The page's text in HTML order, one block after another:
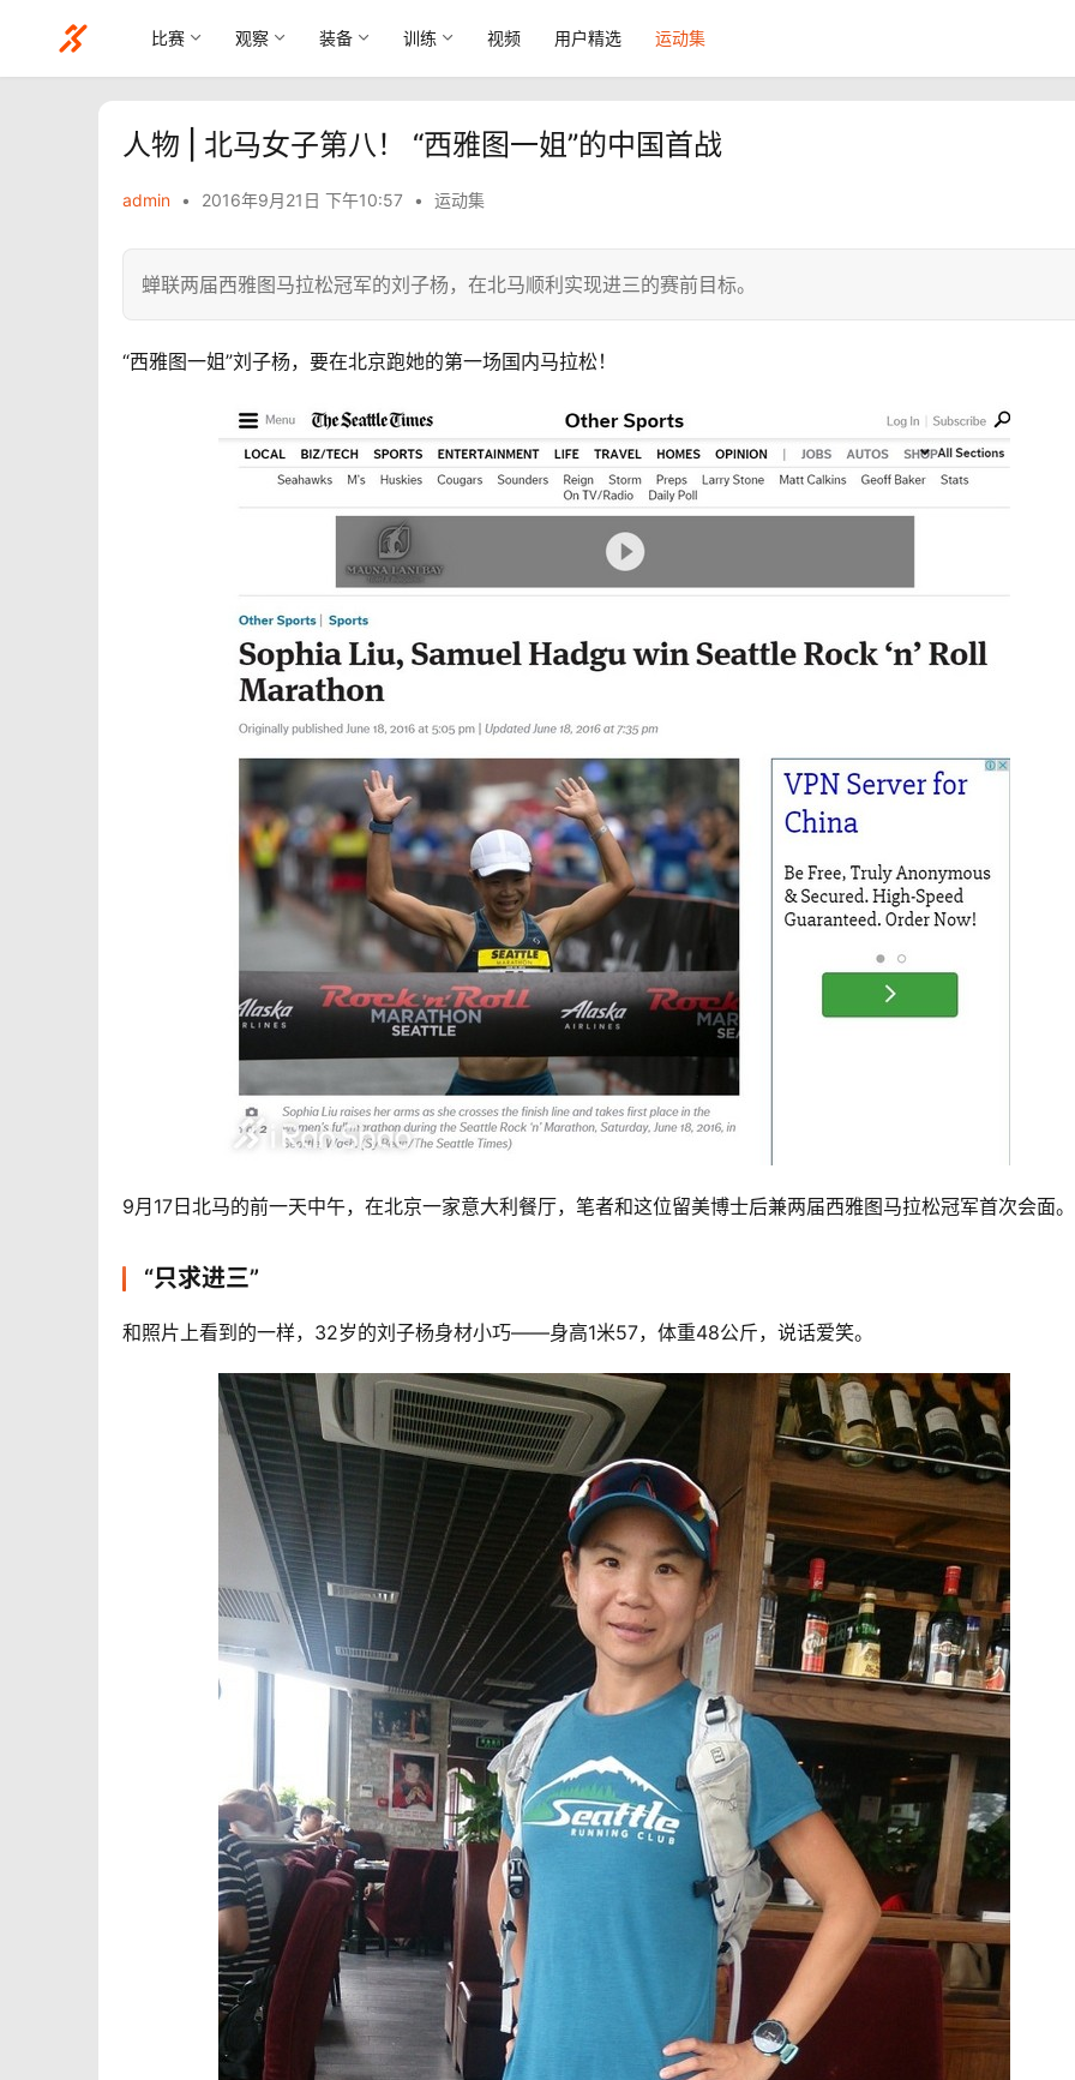
比赛 观察 装备 训练 视频 用户精选 运动集
人物 | 北马女子第八！ “西雅图一姐”的中国首战
admin • 2016年9月21日 下午10:57 • 运动集
蝉联两届西雅图马拉松冠军的刘子杨，在北马顺利实现进三的赛前目标。
“西雅图一姐”刘子杨，要在北京跑她的第一场国内马拉松！
9月17日北马的前一天中午，在北京一家意大利餐厅，笔者和这位留美博士后兼两届西雅图马拉松冠军首次会面。
“只求进三”
和照片上看到的一样，32岁的刘子杨身材小巧——身高1米57，体重48公斤，说话爱笑。